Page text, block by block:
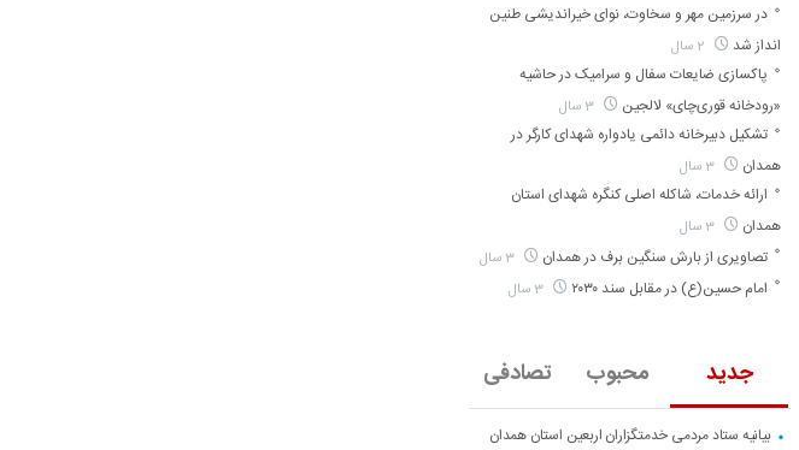
جدید محبوب تصادفی
بیانیه ستاد مردمی خدمتگزاران اربعین استان همدان
در سرزمین مهر و سخاوت، نوای خیراندیشی طنین
انداز شد
پاکسازی ضایعات سفال و سرامیک در حاشیه
«رودخانه قوری‌چای» لالجین
3 سال
تشکیل دبیرخانه دائمی یادواره شهدای کارگر در
همدان
3 سال
ارائه خدمات، شاکله اصلی کنگره شهدای استان
همدان
3 سال
تصاویری از بارش سنگین برف در همدان 3 سال
امام حسین(ع) در مقابل سند ۲۰۳۰ 3 سال